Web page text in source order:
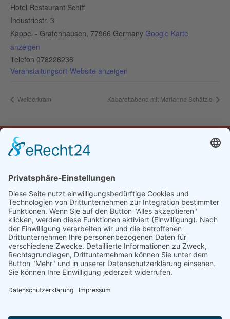
Hotel Restaurant Schiff
Industriestr. 3
Kappel - Grafenhausen, 77966 Germany Google Karte
anzeigen
Telefon 078226236
Veranstaltungsort-Website anzeigen
Weiberkram Kabarettabend mit Marianne Schätzle
Öffnungszeiten
16:30-22:00 Uhr
Dienstag bis Samstag:
10:30-14:00 & 16:30-22:00 Uhr
Sonntag:
10:00-14:00 & 16:30-22:00 Uhr
Impressum & Datenschutz